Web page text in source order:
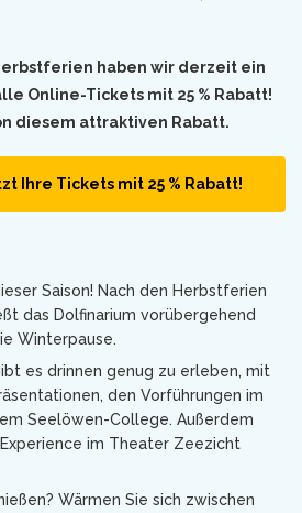
haben wir derzeit ein
Online-Tickets mit 25 % Rabatt!
diesem attraktiven Rabatt.
Ihre Tickets mit 25 % Rabatt!
Saison! Nach den Herbstferien
das Dolfinarium vorübergehend
Winterpause.
es drinnen genug zu erleben, mit
den Vorführungen im
Seelöwen-College. Außerdem
im Theater Zeezicht
Wärmen Sie sich zwischen